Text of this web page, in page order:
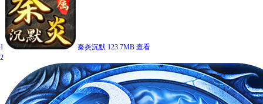
1 秦炎沉默 123.7MB 查看
2